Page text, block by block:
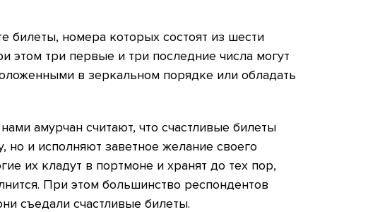
билеты, номера которых состоят из шести
этом три первые и три последние числа могут
в зеркальном порядке или обладать
амурчан считают, что счастливые билеты
но и исполняют заветное желание своего
их кладут в портмоне и хранят до тех пор,
При этом большинство респондентов
съедали счастливые билеты.